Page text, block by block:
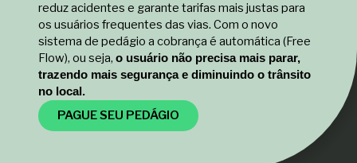
reduz acidentes e garante tarifas mais justas para
os usuários frequentes das vias. Com o novo
sistema de pedágio a cobrança é automática (Free
Flow), ou seja, o usuário não precisa mais parar,
trazendo mais segurança e diminuindo o trânsito
no local.
PAGUE SEU PEDÁGIO